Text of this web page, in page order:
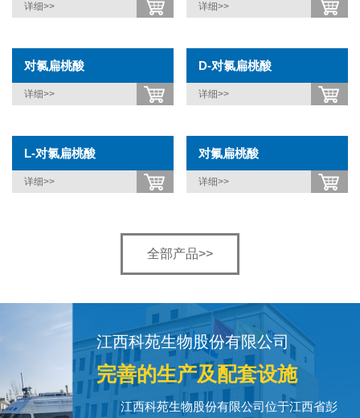
详细>> 详细>>
对氯扁桃酸
详细>>
D-对氯扁桃酸
详细>>
L-对氯扁桃酸
详细>>
对氟扁桃酸
详细>>
全部产品>>
江西科苑生物股份有限公司
完善的生产及配套设施
江西科苑生物股份有限公司位于江西省彭